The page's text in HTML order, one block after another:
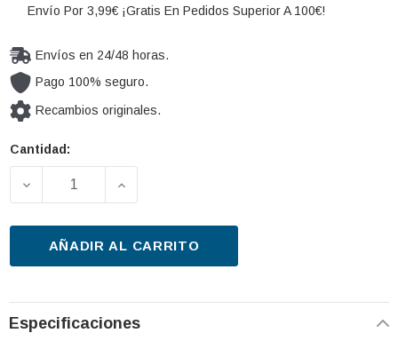
Envío Por 3,99€ ¡Gratis En Pedidos Superior A 100€!
Envíos en 24/48 horas.
Pago 100% seguro.
Recambios originales.
Cantidad
Cantidad:
DISMINUIR LA CANTIDAD DE DISCO DE FRENO TRW
AUMENTAR LA CANTIDAD DE DISCO
AÑADIR AL CARRITO
Especificaciones